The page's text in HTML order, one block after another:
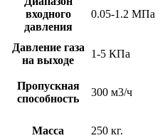
входного
давления
0.05-1.2 МПа
Давление газа
на выходе
1-5 КПа
Пропускная
способность
300 м3/ч
Масса 250 кг.